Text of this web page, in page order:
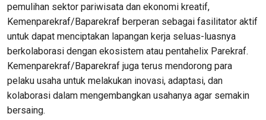
pemulihan sektor pariwisata dan ekonomi kreatif,
Kemenparekraf/Baparekraf berperan sebagai fasilitator aktif
untuk dapat menciptakan lapangan kerja seluas-luasnya
berkolaborasi dengan ekosistem atau pentahelix Parekraf.
Kemenparekraf/Baparekraf juga terus mendorong para
pelaku usaha untuk melakukan inovasi, adaptasi, dan
kolaborasi dalam mengembangkan usahanya agar semakin
bersaing.